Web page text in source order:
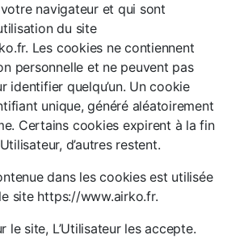
navigateur et qui sont
du site
Les cookies ne contiennent
personnelle et ne peuvent pas
identifier quelqu’un. Un cookie
unique, généré aléatoirement
Certains cookies expirent à la fin
d’autres restent.
dans les cookies est utilisée
site https://www.airko.fr.
le site, L’Utilisateur les accepte.